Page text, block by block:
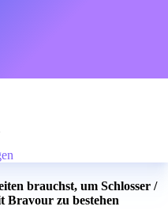
brauchst, um Schlosser /
Bravour zu bestehen